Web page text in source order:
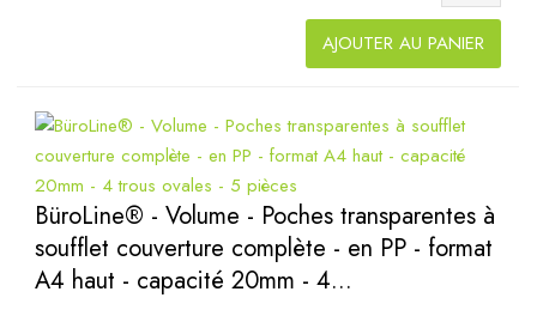
AJOUTER AU PANIER
BüroLine® - Volume - Poches transparentes à
soufflet couverture complète - en PP - format
A4 haut - capacité 20mm - 4...